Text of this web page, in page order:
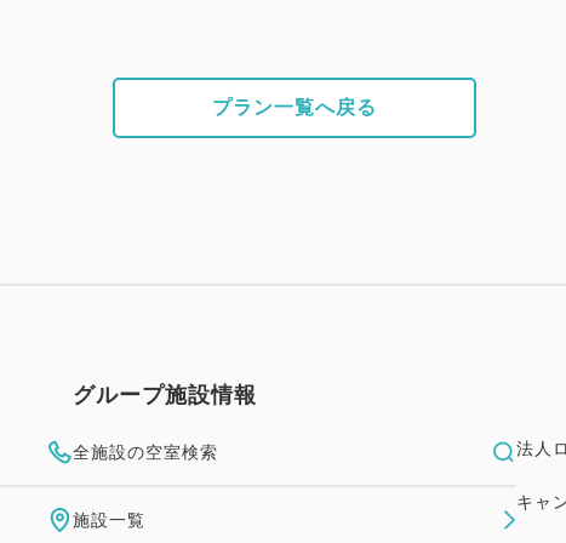
プラン一覧へ戻る
グループ施設情報
全施設の空室検索
施設一覧
法人
キャ